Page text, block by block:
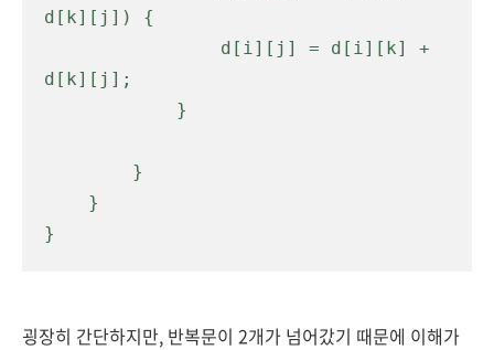
d[k][j]) {
d[k][j];
            }
}
굉장히 간단하지만, 반복문이 2개가 넘어갔기 때문에 이해가